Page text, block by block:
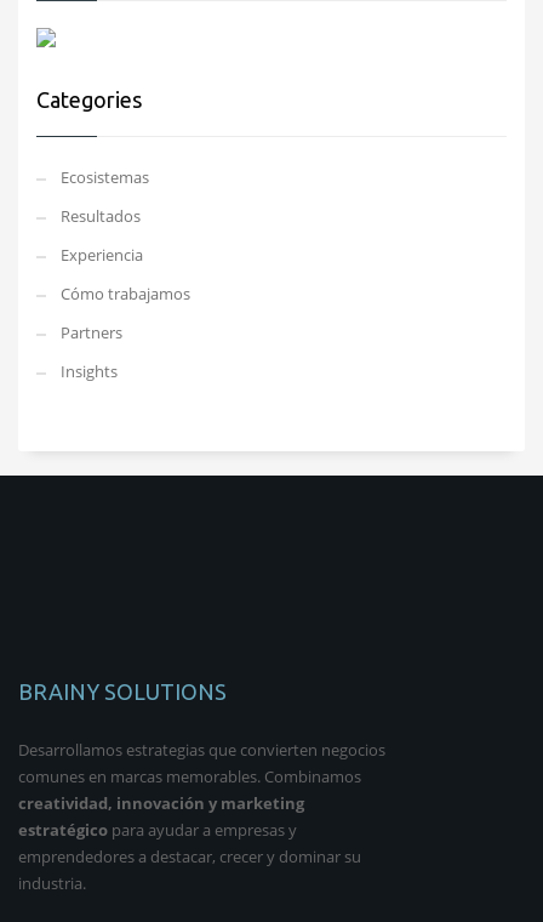
Categories
Ecosistemas
Resultados
Experiencia
Cómo trabajamos
Partners
Insights
BRAINY SOLUTIONS
Desarrollamos estrategias que convierten negocios
comunes en marcas memorables. Combinamos
creatividad, innovación y marketing
estratégico para ayudar a empresas y
emprendedores a destacar, crecer y dominar su
industria.